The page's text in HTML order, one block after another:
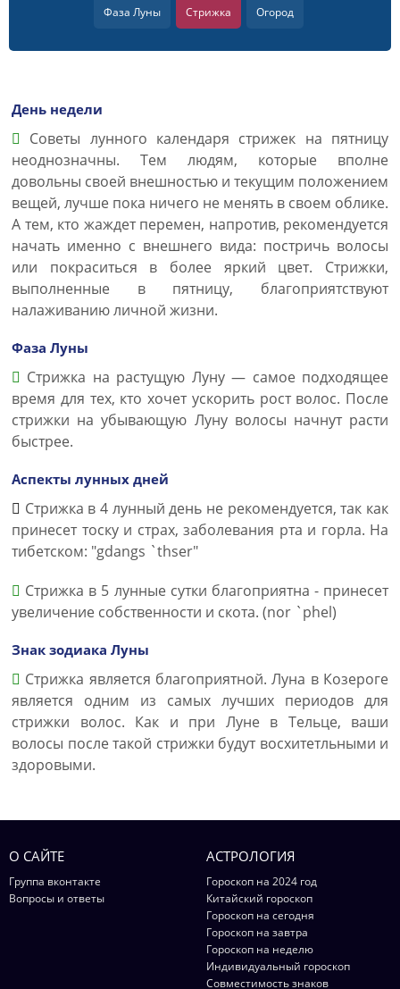
Фаза Луны Стрижка Огород
День недели
Советы лунного календаря стрижек на пятницу
неоднозначны. Тем людям, которые вполне
довольны своей внешностью и текущим положением
вещей, лучше пока ничего не менять в своем облике.
А тем, кто жаждет перемен, напротив, рекомендуется
начать именно с внешнего вида: постричь волосы
или покраситься в более яркий цвет. Стрижки,
выполненные в пятницу, благоприятствуют
налаживанию личной жизни.
Фаза Луны
Стрижка на растущую Луну — самое подходящее
время для тех, кто хочет ускорить рост волос. После
стрижки на убывающую Луну волосы начнут расти
быстрее.
Аспекты лунных дней
Стрижка в 4 лунный день не рекомендуется, так как
принесет тоску и страх, заболевания рта и горла. На
тибетском: "gdangs `thser"
Стрижка в 5 лунные сутки благоприятна - принесет
увеличение собственности и скота. (nor `phel)
Знак зодиака Луны
Стрижка является благоприятной. Луна в Козероге
является одним из самых лучших периодов для
стрижки волос. Как и при Луне в Тельце, ваши
волосы после такой стрижки будут восхитетльными и
здоровыми.
О САЙТЕ
Группа вконтакте
Вопросы и ответы
АСТРОЛОГИЯ
Гороскоп на 2024 год
Китайский гороскоп
Гороскоп на сегодня
Гороскоп на завтра
Гороскоп на неделю
Индивидуальный гороскоп
Совместимость знаков